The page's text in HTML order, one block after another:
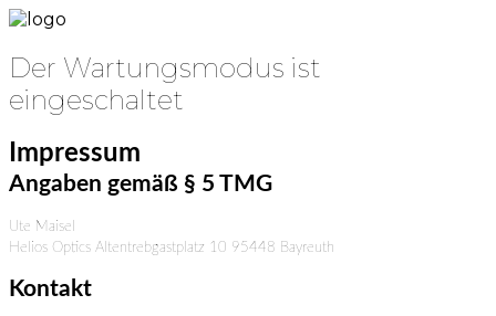
Der Wartungsmodus ist
eingeschaltet
Impressum
Angaben gemäß § 5 TMG
Ute Maisel
Helios Optics Altentrebgastplatz 10 95448 Bayreuth
Kontakt